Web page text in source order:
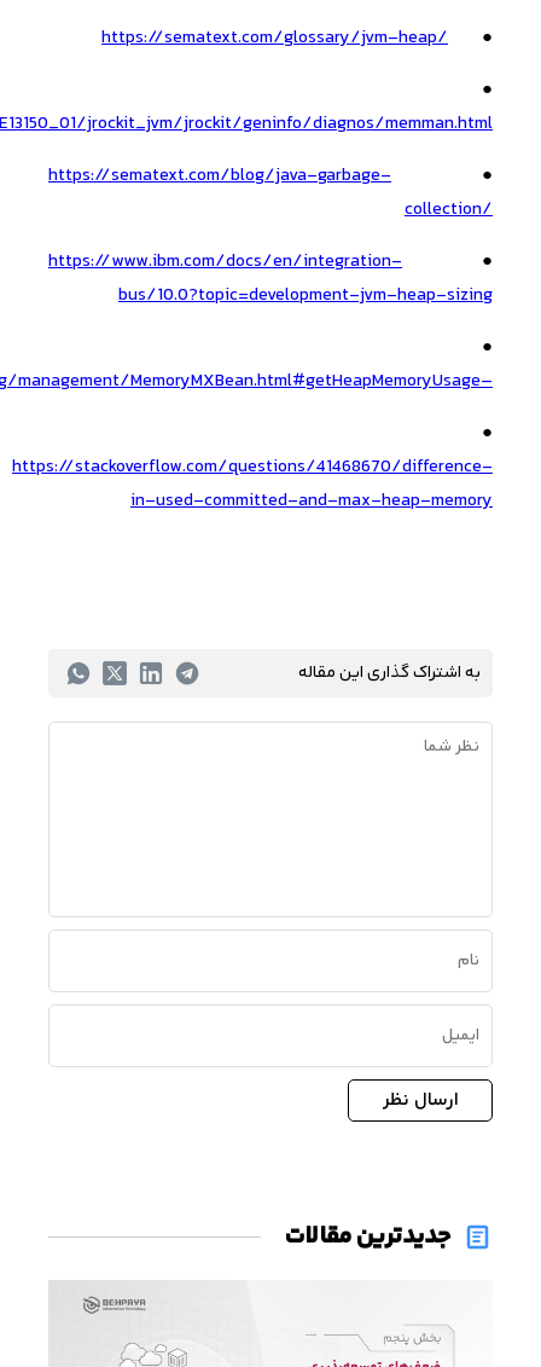
●
https://sematext.com/glossary/jvm-heap/
●
jrockit_jvm/jrockit/geninfo/diagnos/memman.html
●
https://sematext.com/blog/java-garbage-
collection/
●
https://www.ibm.com/docs/en/integration-
bus/10.0?topic=development-jvm-heap-sizing
●
MemoryMXBean.html#getHeapMemoryUsage–
●
https://stackoverflow.com/questions/41468670/difference-
in-used-committed-and-max-heap-memory
به اشتراک گذاری این مقاله
ارسال نظر
جدیدترین مقالات